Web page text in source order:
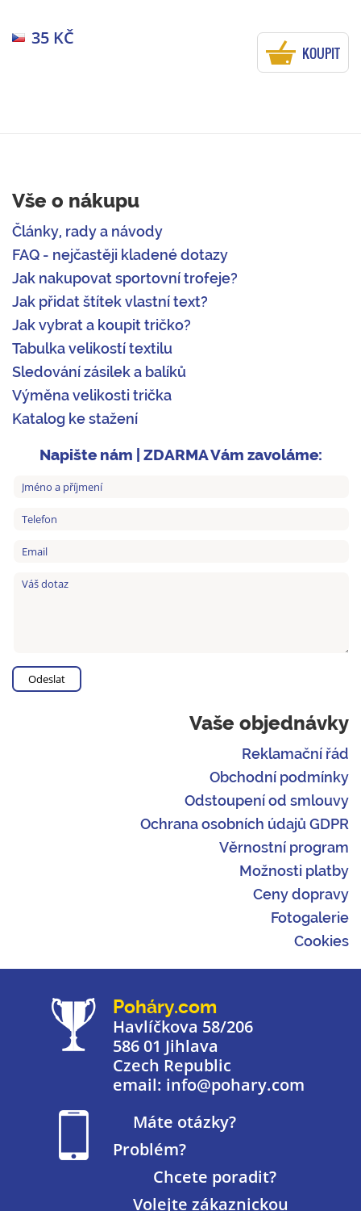
35 KČ
KOUPIT
Vše o nákupu
Články, rady a návody
FAQ - nejčastěji kladené dotazy
Jak nakupovat sportovní trofeje?
Jak přidat štítek vlastní text?
Jak vybrat a koupit tričko?
Tabulka velikostí textilu
Sledování zásilek a balíků
Výměna velikosti trička
Katalog ke stažení
Napište nám | ZDARMA Vám zavoláme:
Vaše objednávky
Reklamační řád
Obchodní podmínky
Odstoupení od smlouvy
Ochrana osobních údajů GDPR
Věrnostní program
Možnosti platby
Ceny dopravy
Fotogalerie
Cookies
Poháry.com
Havlíčkova 58/206
586 01 Jihlava
Czech Republic
email: info@pohary.com
Máte otázky?
Problém?
Chcete poradit?
Volejte zákaznickou